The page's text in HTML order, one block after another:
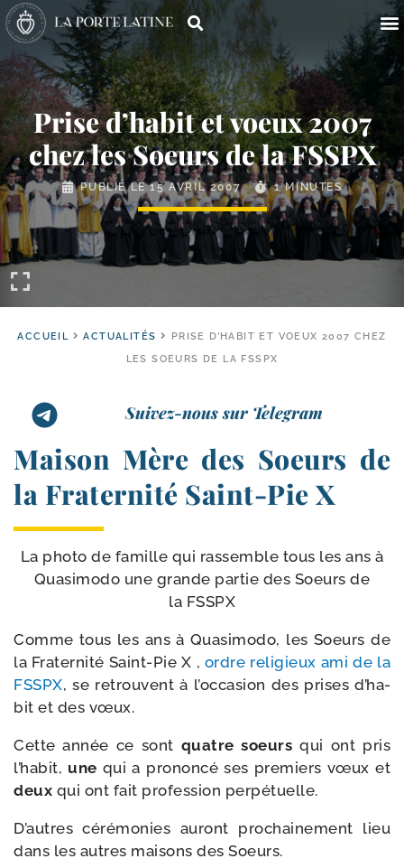
Prise d’habit et voeux 2007
chez les Soeurs de la FSSPX
PUBLIÉ LE15 AVRIL 2007 1 MINUTES
ACCUEIL ACTUALITÉS
PRISE D’HABIT ET VOEUX 2007 CHEZ
LES SOEURS DE LA FSSPX
Suivez-nous sur Telegram
Maison Mère des Soeurs de
la Fraternité Saint-​Pie X
La pho­to de famille qui ras­semble tous les ans à
Quasimodo une grande par­tie des Soeurs de
la FSSPX
Comme tous les ans à Quasimodo, les Soeurs de
la Fraternité Saint-​Pie X , ordre reli­gieux ami de la
FSSPX, se retrouvent à l’oc­ca­sion des prises d’ha­
bit et des vœux.
Cette année ce sont quatre soeurs qui ont pris
l’ha­bit, une qui a pro­non­cé ses pre­miers vœux et
deux qui ont fait pro­fes­sion perpétuelle.
D’autres céré­mo­nies auront pro­chai­ne­ment lieu
dans les autres mai­sons des Soeurs.